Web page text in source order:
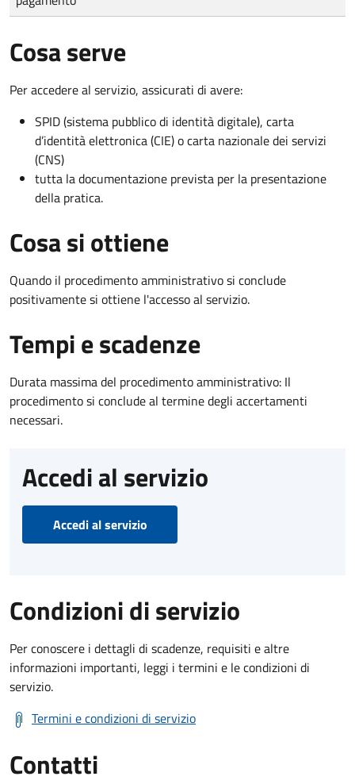
Cosa serve
Per accedere al servizio, assicurati di avere:
SPID (sistema pubblico di identità digitale), carta
d’identità elettronica (CIE) o carta nazionale dei servizi
(CNS)
tutta la documentazione prevista per la presentazione
della pratica.
Cosa si ottiene
Quando il procedimento amministrativo si conclude
positivamente si ottiene l'accesso al servizio.
Tempi e scadenze
Durata massima del procedimento amministrativo: Il
procedimento si conclude al termine degli accertamenti
necessari.
Accedi al servizio
Accedi al servizio
Condizioni di servizio
Per conoscere i dettagli di scadenze, requisiti e altre
informazioni importanti, leggi i termini e le condizioni di
servizio.
Termini e condizioni di servizio
Contatti